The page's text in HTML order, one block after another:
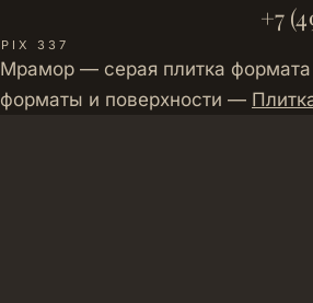
+7
PIX 337
Мрамор — серая плитка формата
форматы и поверхности —